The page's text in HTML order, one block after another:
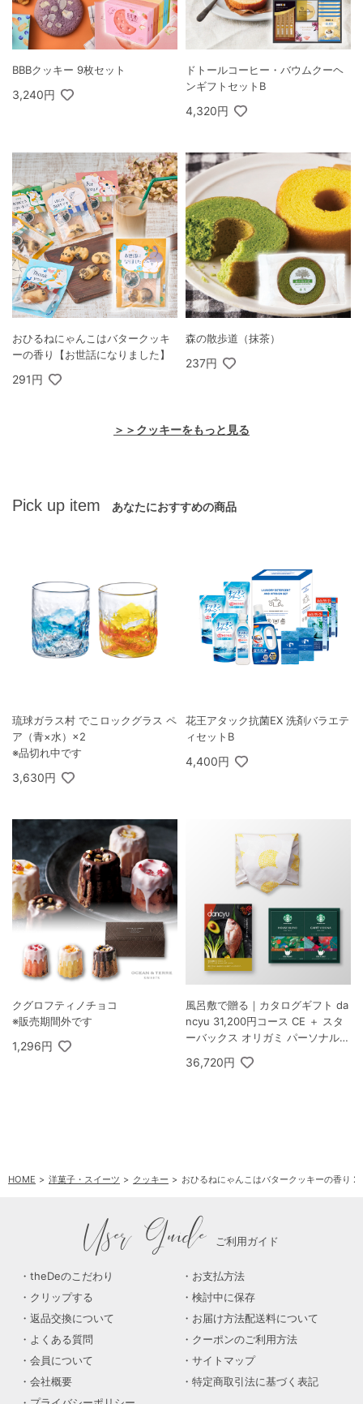
BBBクッキー 9枚セット
3,240円
ドトールコーヒー・バウムクーヘ
ンギフトセットB
4,320円
おひるねにゃんこはバタークッキ
ーの香り【お世話になりました】
291円
森の散歩道（抹茶）
237円
＞＞クッキーをもっと見る
Pick up item あなたにおすすめの商品
琉球ガラス村 でこロックグラス ペ
ア（青×水）×2
※品切れ中です
3,630円
花王アタック抗菌EX 洗剤バラエテ
ィセットB
4,400円
クグロフティノチョコ
※販売期間外です
1,296円
風呂敷で贈る｜カタログギフト da
ncyu 31,200円コース CE ＋ スタ
ーバックス オリガミ パーソナルド
リップ コーヒーギフトB
36,720円
HOME 洋菓子・スイーツ クッキー おひるねにゃんこはバタークッキーの香り 2
User Guide ご利用ガイド
theDeのこだわり
お支払方法
クリップする
検討中に保存
返品交換について
お届け方法配送料について
よくある質問
クーポンのご利用方法
会員について
サイトマップ
会社概要
特定商取引法に基づく表記